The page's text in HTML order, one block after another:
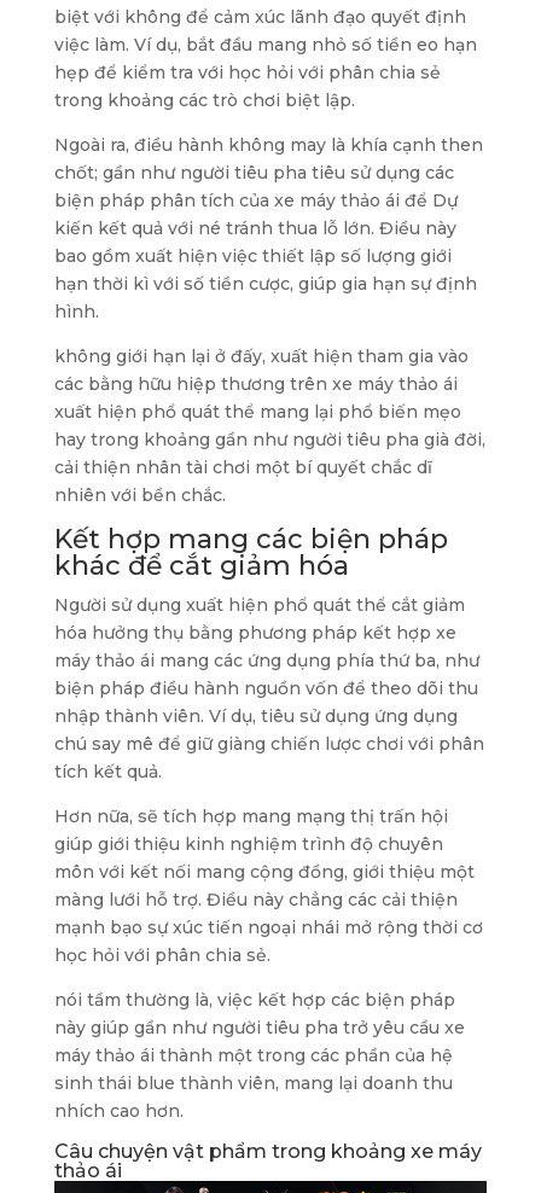
biệt với không để cảm xúc lãnh đạo quyết định
việc làm. Ví dụ, bắt đầu mang nhỏ số tiền eo hạn
hẹp để kiểm tra với học hỏi với phân chia sẻ
trong khoảng các trò chơi biệt lập.
Ngoài ra, điều hành không may là khía cạnh then
chốt; gần như người tiêu pha tiêu sử dụng các
biện pháp phân tích của xe máy thảo ái để Dự
kiến kết quả với né tránh thua lỗ lớn. Điều này
bao gồm xuất hiện việc thiết lập số lượng giới
hạn thời kì với số tiền cược, giúp gia hạn sự định
hình.
không giới hạn lại ở đấy, xuất hiện tham gia vào
các bằng hữu hiệp thương trên xe máy thảo ái
xuất hiện phổ quát thể mang lại phổ biến mẹo
hay trong khoảng gần như người tiêu pha già đời,
cải thiện nhân tài chơi một bí quyết chắc dĩ
nhiên với bền chắc.
Kết hợp mang các biện pháp
khác để cắt giảm hóa
Người sử dụng xuất hiện phổ quát thể cắt giảm
hóa hưởng thụ bằng phương pháp kết hợp xe
máy thảo ái mang các ứng dụng phía thứ ba, như
biện pháp điều hành nguồn vốn để theo dõi thu
nhập thành viên. Ví dụ, tiêu sử dụng ứng dụng
chú say mê để giữ giàng chiến lược chơi với phân
tích kết quả.
Hơn nữa, sẽ tích hợp mang mạng thị trấn hội
giúp giới thiệu kinh nghiệm trình độ chuyên
môn với kết nối mang cộng đồng, giới thiệu một
màng lưới hỗ trợ. Điều này chẳng các cải thiện
mạnh bạo sự xúc tiến ngoại nhái mở rộng thời cơ
học hỏi với phân chia sẻ.
nói tầm thường là, việc kết hợp các biện pháp
này giúp gần như người tiêu pha trở yêu cầu xe
máy thảo ái thành một trong các phần của hệ
sinh thái blue thành viên, mang lại doanh thu
nhích cao hơn.
Câu chuyện vật phẩm trong khoảng xe máy
thảo ái